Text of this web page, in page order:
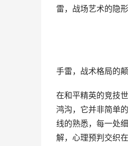
雷，战场艺术的隐
手雷，战术格局的
在和平精英的竞技
鸿沟，它并非简单
线的熟悉，每一处
解，心理预判交织